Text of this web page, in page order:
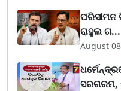
ପରିସୀମନ
ରାହୁଲ ଗ...
August
ସରଗରମ,